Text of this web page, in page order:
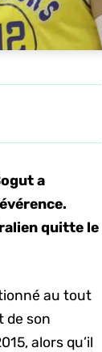
a
quitte le
au tout
de son
alors qu’il